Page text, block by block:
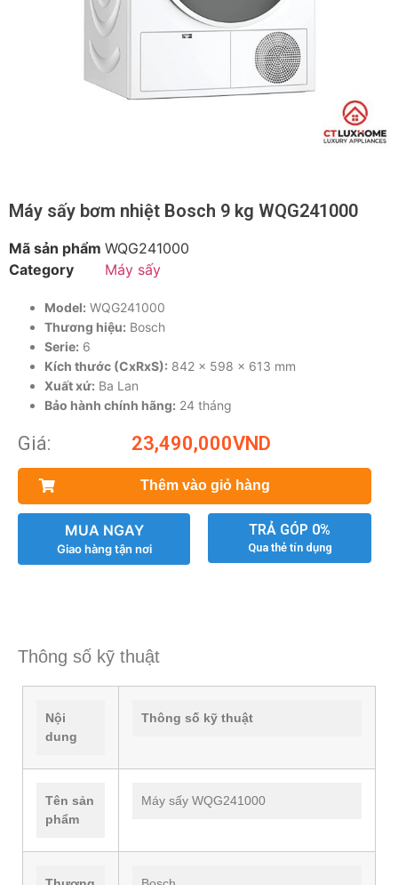
Máy sấy bơm nhiệt Bosch 9 kg WQG241000
Mã sản phẩm WQG241000
Category
Máy sấy
Model: WQG241000
Thương hiệu: Bosch
Serie: 6
Kích thước (CxRxS): 842 x 598 x 613 mm
Xuất xứ: Ba Lan
Bảo hành chính hãng: 24 tháng
Giá: 23,490,000VND
Thêm vào giỏ hàng
MUA NGAY
Giao hàng tận nơi
TRẢ GÓP 0%
Qua thẻ tín dụng
Thông số kỹ thuật
Nội
dung
Thông số kỹ thuật
Tên sản
phẩm
Máy sấy WQG241000